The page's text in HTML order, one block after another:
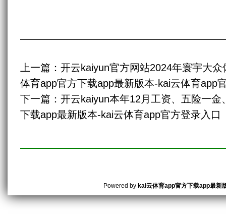
上一篇： 开云kaiyun官方网站2024年寰宇大
体育app官方下载app最新版本-kai云体育app
下一篇： 开云kaiyun本年12月工资、五险一
下载app最新版本-kai云体育app官方登录入口
Powered by kai云体育app官方下载app最新